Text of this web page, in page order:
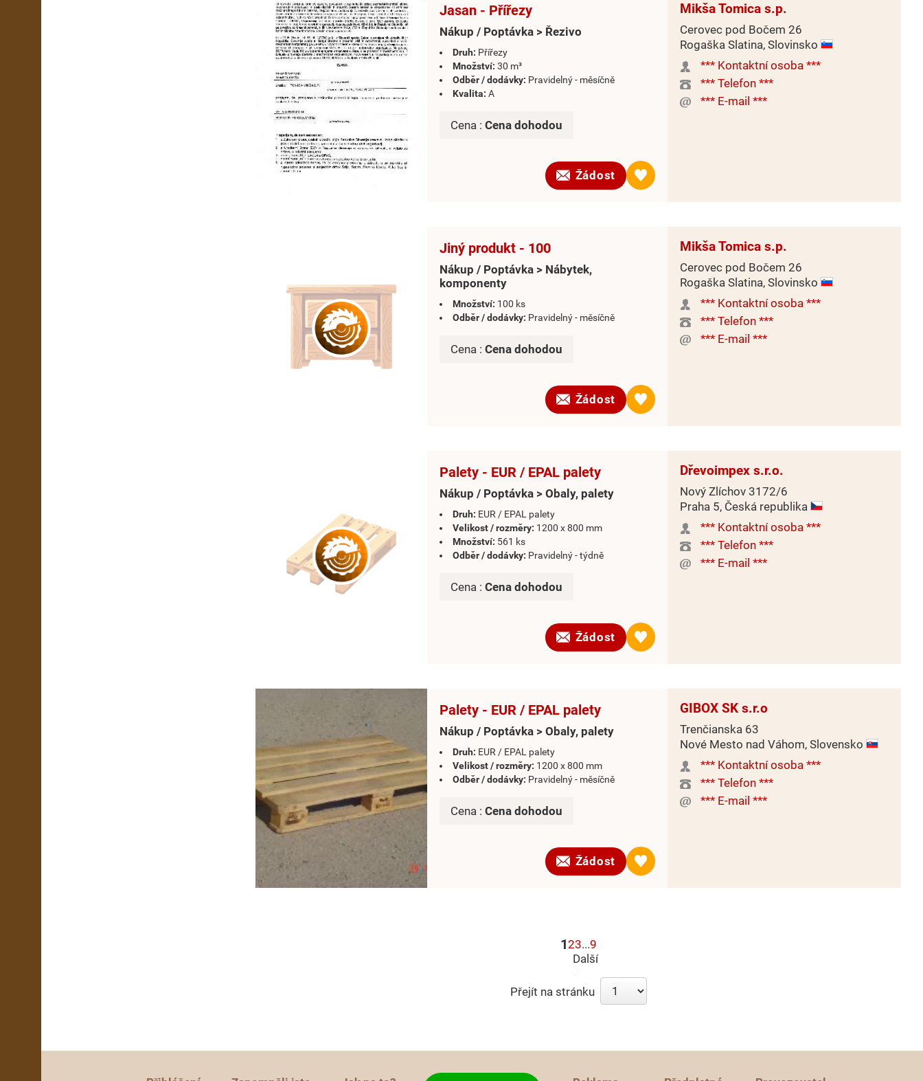
Jasan - Přířezy
Nákup / Poptávka > Řezivo
Druh: Přířezy
Množství: 30 m³
Odběr / dodávky: Pravidelný - měsíčně
Kvalita: A
Cena : Cena dohodou
Žádost
Mikša Tomica s.p.
Cerovec pod Bočem 26
Rogaška Slatina, Slovinsko
*** Kontaktní osoba ***
*** Telefon ***
*** E-mail ***
Jiný produkt - 100
Nákup / Poptávka > Nábytek,
komponenty
Množství: 100 ks
Odběr / dodávky: Pravidelný - měsíčně
Cena : Cena dohodou
Žádost
Mikša Tomica s.p.
Cerovec pod Bočem 26
Rogaška Slatina, Slovinsko
*** Kontaktní osoba ***
*** Telefon ***
*** E-mail ***
Palety - EUR / EPAL palety
Nákup / Poptávka > Obaly, palety
Druh: EUR / EPAL palety
Velikost / rozměry: 1200 x 800 mm
Množství: 561 ks
Odběr / dodávky: Pravidelný - týdně
Cena : Cena dohodou
Žádost
Dřevoimpex s.r.o.
Nový Zlíchov 3172/6
Praha 5, Česká republika
*** Kontaktní osoba ***
*** Telefon ***
*** E-mail ***
Palety - EUR / EPAL palety
Nákup / Poptávka > Obaly, palety
Druh: EUR / EPAL palety
Velikost / rozměry: 1200 x 800 mm
Odběr / dodávky: Pravidelný - měsíčně
Cena : Cena dohodou
Žádost
GIBOX SK s.r.o
Trenčianska 63
Nové Mesto nad Váhom, Slovensko
*** Kontaktní osoba ***
*** Telefon ***
*** E-mail ***
123...9
Další
Přejít na stránku